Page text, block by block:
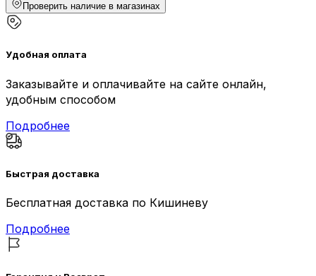
Проверить наличие в магазинах
Удобная оплата
Заказывайте и оплачивайте на сайте онлайн,
удобным способом
Подробнее
Быстрая доставка
Бесплатная доставка по Кишиневу
Подробнее